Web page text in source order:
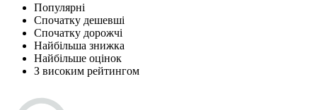
Популярні
Спочатку дешевші
Спочатку дорожчі
Найбільша знижка
Найбільше оцінок
З високим рейтингом